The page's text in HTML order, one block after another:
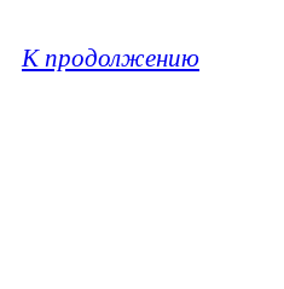
К продолжению